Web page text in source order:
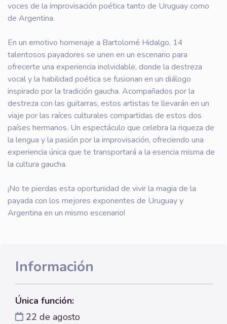
voces de la improvisación poética tanto de Uruguay como
de Argentina.
En un emotivo homenaje a Bartolomé Hidalgo, 14
talentosos payadores se unen en un escenario para
ofrecerte una experiencia inolvidable, donde la destreza
vocal y la habilidad poética se fusionan en un diálogo
inspirado por la tradición gaucha. Acompañados por la
destreza con las guitarras, estos artistas te llevarán en un
viaje por las raíces culturales compartidas de estos dos
países hermanos. Un espectáculo que celebra la riqueza de
la lengua y la pasión por la improvisación, ofreciendo una
experiencia única que te transportará a la esencia misma de
la cultura gaucha.
¡No te pierdas esta oportunidad de vivir la magia de la
payada con los mejores exponentes de Uruguay y
Argentina en un mismo escenario!
Información
Única función:
22 de agosto